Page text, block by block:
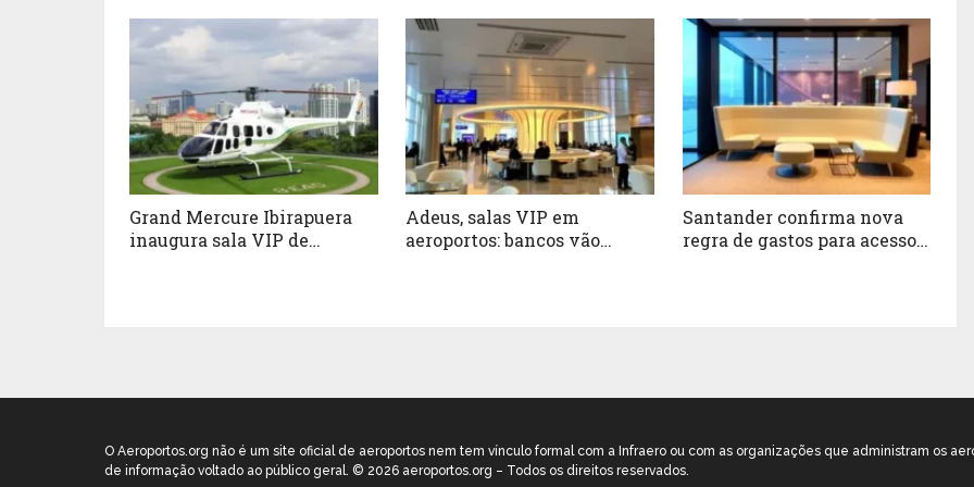
Grand Mercure Ibirapuera
inaugura sala VIP de
Adeus, salas VIP em
aeroportos: bancos vão
Santander confirma nova
regra de gastos para acesso
O Aeroportos.org não é um site oficial de aeroportos nem tem vínculo formal com a Infraero ou com as organizações que administram os
de informação voltado ao público geral. © 2026 aeroportos.org – Todos os direitos reservados.